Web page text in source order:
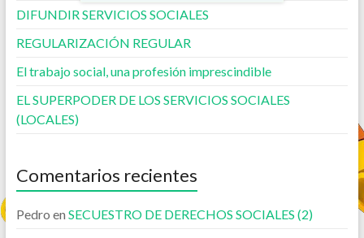
DIFUNDIR SERVICIOS SOCIALES
REGULARIZACIÓN REGULAR
El trabajo social, una profesión imprescindible
EL SUPERPODER DE LOS SERVICIOS SOCIALES
(LOCALES)
Comentarios recientes
Pedro en SECUESTRO DE DERECHOS SOCIALES (2)